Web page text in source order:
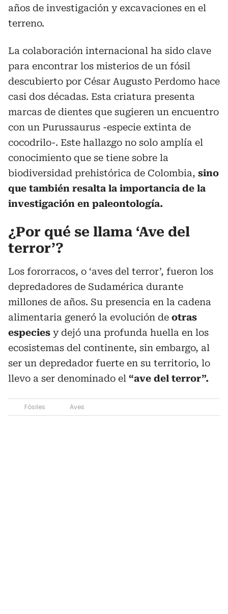
años de investigación y excavaciones en el
terreno.
La colaboración internacional ha sido clave
para encontrar los misterios de un fósil
descubierto por César Augusto Perdomo hace
casi dos décadas. Esta criatura presenta
marcas de dientes que sugieren un encuentro
con un Purussaurus -especie extinta de
cocodrilo-. Este hallazgo no solo amplía el
conocimiento que se tiene sobre la
biodiversidad prehistórica de Colombia, sino
que también resalta la importancia de la
investigación en paleontología.
¿Por qué se llama ‘Ave del
terror’?
Los fororracos, o ‘aves del terror’, fueron los
depredadores de Sudamérica durante
millones de años. Su presencia en la cadena
alimentaria generó la evolución de otras
especies y dejó una profunda huella en los
ecosistemas del continente, sin embargo, al
ser un depredador fuerte en su territorio, lo
llevo a ser denominado el “ave del terror”.
Fósiles Aves